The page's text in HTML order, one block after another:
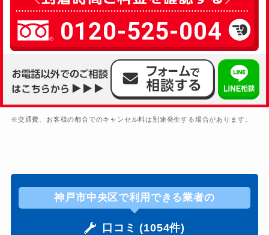
0120-525-004
※交通費、お客様の都合でのキャンセル料は別途発生する場合があります。
神戸市中央区で利用できる業者の
口コミ (1054件)